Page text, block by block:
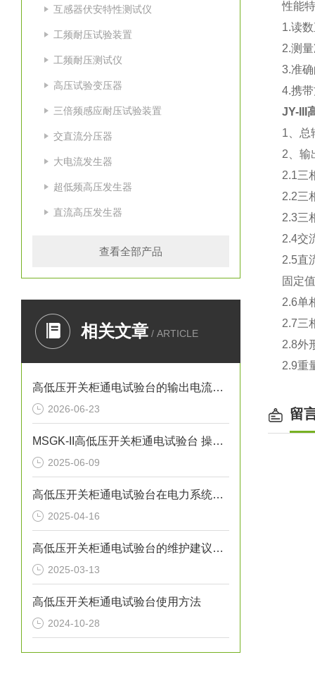
互感器伏安特性测试仪
工频耐压试验装置
工频耐压测试仪
高压试验变压器
三倍频感应耐压试验装置
交直流分压器
大电流发生器
超低频高压发生器
直流高压发生器
查看全部产品
相关文章 / ARTICLE
高低压开关柜通电试验台的输出电流精度是多少？
2026-06-23
MSGK-II高低压开关柜通电试验台 操作说明
2025-06-09
高低压开关柜通电试验台在电力系统中的重要性
2025-04-16
高低压开关柜通电试验台的维护建议有哪些
2025-03-13
高低压开关柜通电试验台使用方法
2024-10-28
性能
1.读
2.测
3.准
4.携
JY-III
1、总
2、输
2.1三
2.2三
2.3三
2.4交
2.5直
固定
2.6单
2.7三
2.8外
2.9重
留